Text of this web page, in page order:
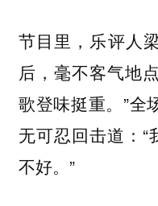
节目里，乐评人
后，毫不客气地
歌登味挺重。”全
无可忍回击道：
不好。”